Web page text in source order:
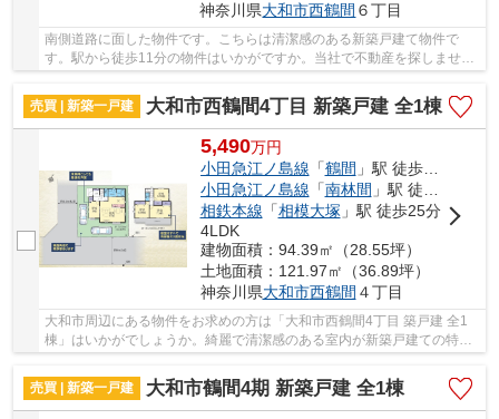
神奈川県大和市西鶴間 ６丁目
南側道路に面した物件です。こちらは清潔感のある新築戸建て物件で
す。駅から徒歩11分の物件はいかがですか。当社で不動産を探しません
売買 | 新築一戸建
大和市西鶴間4丁目 新築戸建 全1棟
5,490万円
小田急江ノ島線 「鶴間 」駅 徒歩12分
小田急江ノ島線 「南林間 」駅 徒歩21分
相鉄本線 「相模大塚 」駅 徒歩25分
4LDK
建物面積：94.39㎡（28.55坪）
土地面積：121.97㎡（36.89坪）
神奈川県大和市西鶴間 ４丁目
大和市周辺にある物件をお求めの方は「大和市西鶴間4丁目 築戸建 全1
棟」はいかがでしょうか。綺麗で清潔感のある室内が新築戸建ての特徴
売買 | 新築一戸建
大和市鶴間4期 新築戸建 全1棟